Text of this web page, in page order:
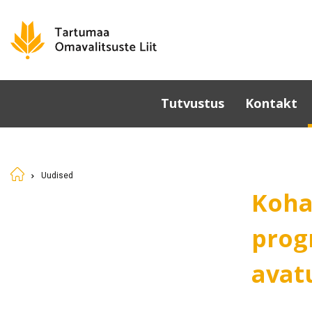
Tutvustus
Komisjonid ja nõukogud
Kontakt
Uudised